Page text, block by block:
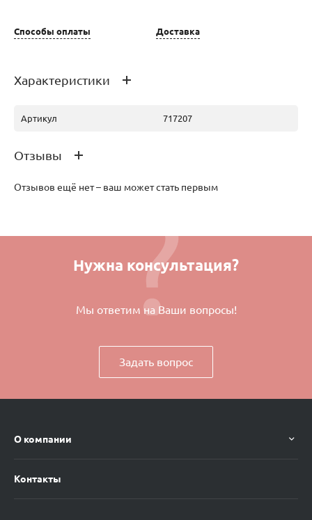
Способы оплаты Доставка
Характеристики
Артикул 717207
Отзывы
Отзывов ещё нет – ваш может стать первым
Нужна консультация?
Мы ответим на Ваши вопросы!
Задать вопрос
О компании
Контакты